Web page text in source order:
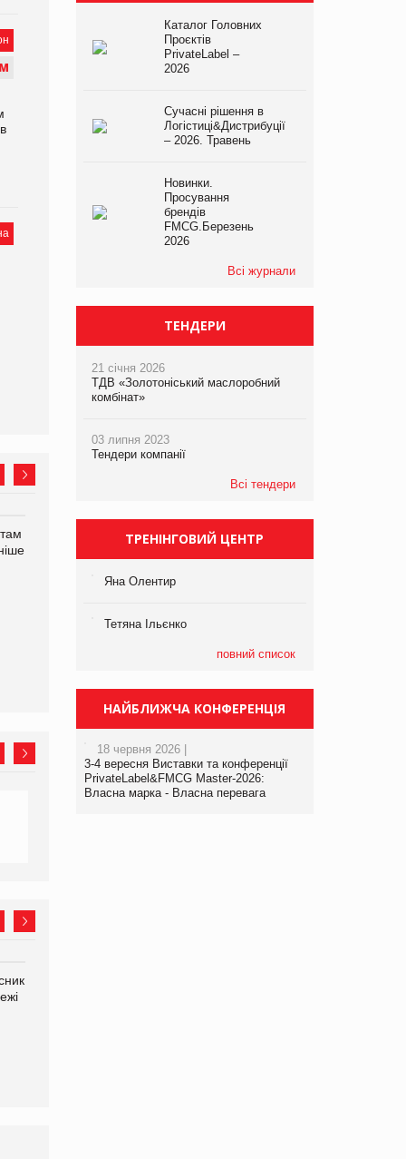
М
У Євросоюзі набули
Рекламна платформа
Каталог Головних
Проєктів
PrivateLabel –
2026
Сучасні рішення в
Логістиці&Дистрибуції
– 2026. Травень
Новинки.
Просування
брендів
FMCG.Березень
2026
Всі журнали
ТЕНДЕРИ
21 січня 2026
ТДВ «Золотоніський маслоробний
комбінат»
03 липня 2023
Тендери компанії
Всі тендери
ТРЕНІНГОВИЙ ЦЕНТР
Яна Олентир
Тетяна Ільєнко
повний список
НАЙБЛИЖЧА КОНФЕРЕНЦІЯ
18 червня 2026 |
3-4 вересня Виставки та конференції
PrivateLabel&FMCG Master-2026:
Власна марка - Власна перевага